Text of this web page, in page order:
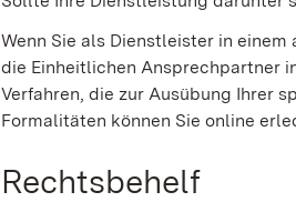
Wenn Sie als Dienstleister in
die Einheitlichen Ansprechpartner
Verfahren, die zur Ausübung Ihrer
Formalitäten können Sie online
Rechtsbehelf